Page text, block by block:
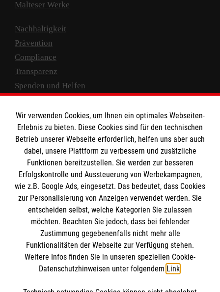
Malteser Werke
Nachhaltigkeit
Prävention
Compliance
Transparenz
Spenden und Helfen
Empfänger: Malteser Hilfsdienst e.V.
IBAN: DE10 3706 0120 1201 2000 12
BIC: GENODED 1PA7
Newsletter abonnieren
Wir verwenden Cookies, um Ihnen ein optimales Webseiten-
Erlebnis zu bieten. Diese Cookies sind für den technischen
Betrieb unserer Webseite erforderlich, helfen uns aber auch
dabei, unsere Plattform zu verbessern und zusätzliche
Funktionen bereitzustellen. Sie werden zur besseren
Erfolgskontrolle und Aussteuerung von Werbekampagnen,
wie z.B. Google Ads, eingesetzt. Das bedeutet, dass Cookies
zur Personalisierung von Anzeigen verwendet werden. Sie
entscheiden selbst, welche Kategorien Sie zulassen
möchten. Beachten Sie jedoch, dass bei fehlender
Zustimmung gegebenenfalls nicht mehr alle
Funktionalitäten der Webseite zur Verfügung stehen.
Weitere Infos finden Sie in unseren speziellen Cookie-
Datenschutzhinweisen unter folgendem Link.